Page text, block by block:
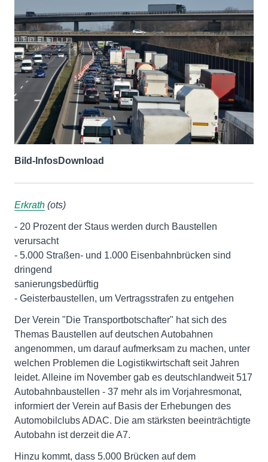
Bild-InfosDownload
Erkrath (ots)
- 20 Prozent der Staus werden durch Baustellen
verursacht
- 5.000 Straßen- und 1.000 Eisenbahnbrücken sind
dringend
sanierungsbedürftig
- Geisterbaustellen, um Vertragsstrafen zu entgehen
Der Verein "Die Transportbotschafter" hat sich des
Themas Baustellen auf deutschen Autobahnen
angenommen, um darauf aufmerksam zu machen, unter
welchen Problemen die Logistikwirtschaft seit Jahren
leidet. Alleine im November gab es deutschlandweit 517
Autobahnbaustellen - 37 mehr als im Vorjahresmonat,
informiert der Verein auf Basis der Erhebungen des
Automobilclubs ADAC. Die am stärksten beeinträchtigte
Autobahn ist derzeit die A7.
Hinzu kommt, dass 5.000 Brücken auf dem